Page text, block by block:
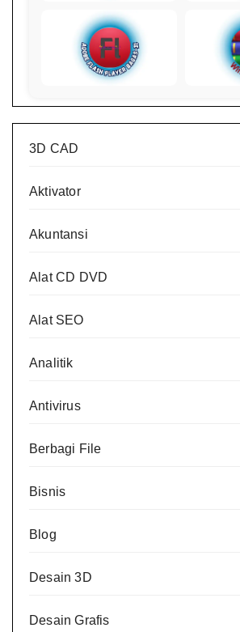
3D CAD
Aktivator
Akuntansi
Alat CD DVD
Alat SEO
Analitik
Antivirus
Berbagi File
Bisnis
Blog
Desain 3D
Desain Grafis